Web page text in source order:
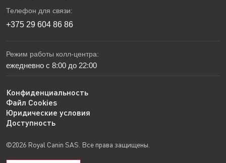
Телефон для связи:
+375 29 604 86 86
Режим работы колл-центра:
ежедневно с 8:00 до 22:00
Конфиденциальность
Файл Cookies
Юридические условия
Доступность
©2026 Royal Canin SAS. Все права защищены.